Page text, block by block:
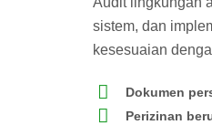
sistem, dan
kesesuaian
Dokumen
Perizinan